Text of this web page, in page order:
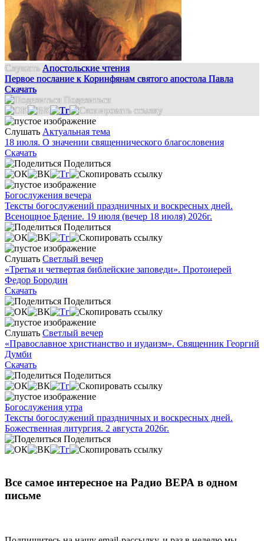
Слушать Апостольские чтения
Первое послание к Коринфянам святого апостола Павла
Скачать
Поделиться
Слушать Актуальная тема
18 июля. О значении священнического благословения
Скачать
Поделиться
Богослужения вечера
Тексты богослужений праздничных и воскресных дней.
Всенощное Бдение. 19 июля (вечер 18 июля) 2026г.
Поделиться
Слушать Светлый вечер
«Третья и четвертая библейские заповеди». Протоиерей
Федор Бородин
Скачать
Поделиться
Слушать Светлый вечер
«Православное христианство и иудаизм». Священник Георгий
Думби
Скачать
Поделиться
Богослужения утра
Тексты богослужений праздничных и воскресных дней.
Божественная литургия. 2 августа 2026г.
Поделиться
Все самое интересное на Радио ВЕРА в одном
письме